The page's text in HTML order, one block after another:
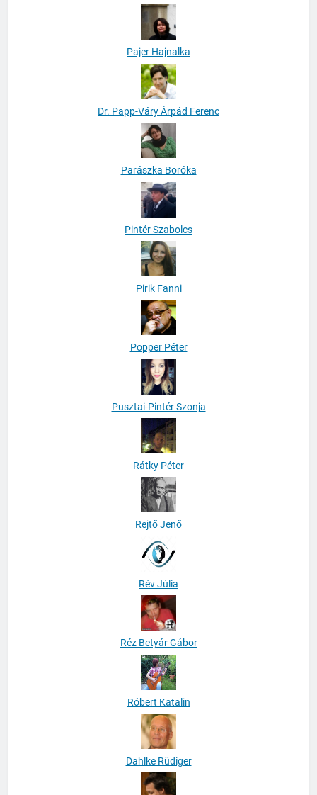
Pajer Hajnalka
Dr. Papp-Váry Árpád Ferenc
Parászka Boróka
Pintér Szabolcs
Pirik Fanni
Popper Péter
Pusztai-Pintér Szonja
Rátky Péter
Rejtő Jenő
Rév Júlia
Réz Betyár Gábor
Róbert Katalin
Dahlke Rüdiger